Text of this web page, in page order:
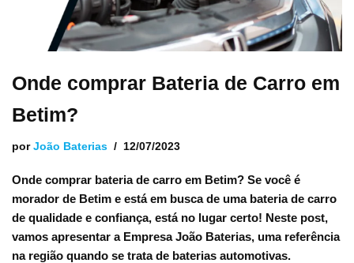
Onde comprar Bateria de Carro em
Betim?
por João Baterias 12/07/2023
Onde comprar bateria de carro em Betim? Se você é
morador de Betim e está em busca de uma bateria de carro
de qualidade e confiança, está no lugar certo! Neste post,
vamos apresentar a Empresa João Baterias, uma referência
na região quando se trata de baterias automotivas.